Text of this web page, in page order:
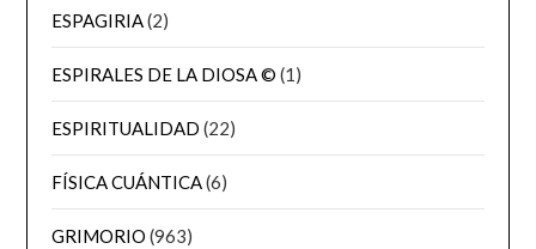
ESPAGIRIA(2)
ESPIRALES DE LA DIOSA © (1)
ESPIRITUALIDAD (22)
FÍSICA CUÁNTICA(6)
GRIMORIO (963)